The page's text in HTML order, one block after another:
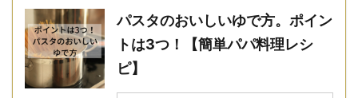
パスタのおいしいゆで方。ポイン
トは3つ！【簡単パパ料理レシ
ピ】